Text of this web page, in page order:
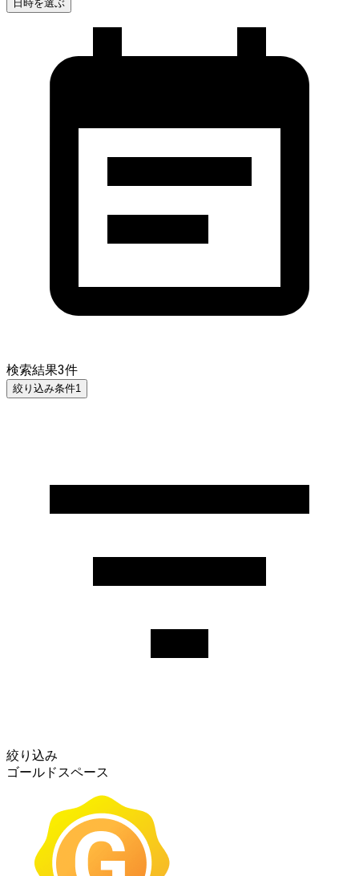
日時を選ぶ
検索結果3件
絞り込み条件1
絞り込み
ゴールドスペース